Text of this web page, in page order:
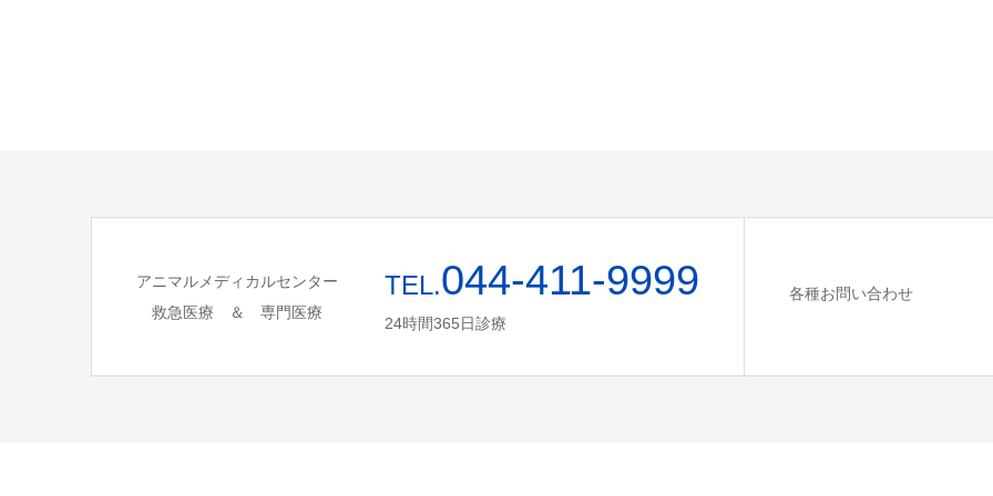
アニマルメディカルセンター
救急医療 ＆ 専門医療
TEL.044-411-9999
24時間365日診療
各種お問い合わせ